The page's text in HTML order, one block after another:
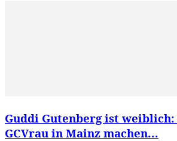
Guddi Gutenberg ist
GCVrau in Mainz machen...